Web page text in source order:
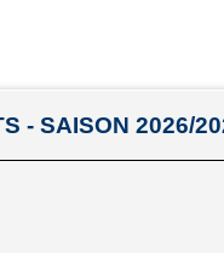
- SAISON 2026/